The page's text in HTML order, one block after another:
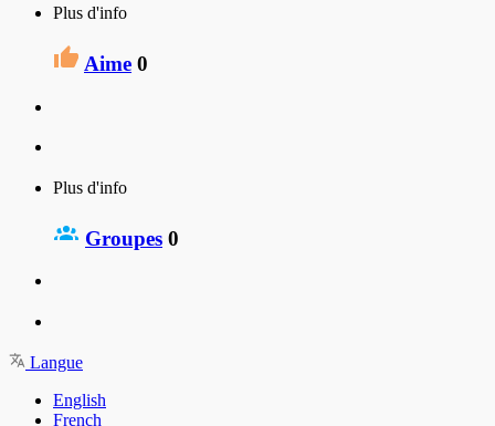
Plus d'info
Aime 0
Plus d'info
Groupes 0
Langue
English
French